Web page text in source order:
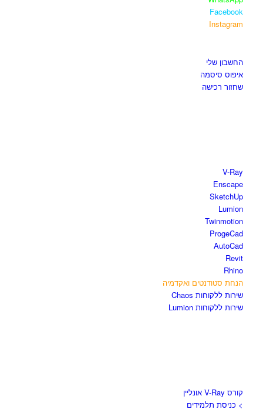
Facebook
Instagram
החשבון שלי
איפוס סיסמה
שחזור רכישה
V-Ray
Enscape
SketchUp
Lumion
Twinmotion
ProgeCad
AutoCad
Revit
Rhino
הנחת סטודנטים ואקדמיה
שירות ללקוחות Chaos
שירות ללקוחות Lumion
קורס V-Ray אונליין
> כניסת תלמידים